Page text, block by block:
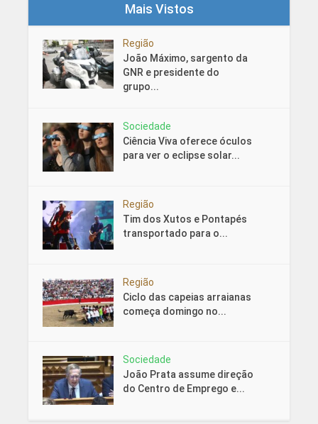
Mais Vistos
Região
João Máximo, sargento da
GNR e presidente do
grupo...
Sociedade
Ciência Viva oferece óculos
para ver o eclipse solar...
Região
Tim dos Xutos e Pontapés
transportado para o...
Região
Ciclo das capeias arraianas
começa domingo no...
Sociedade
João Prata assume direção
do Centro de Emprego e...